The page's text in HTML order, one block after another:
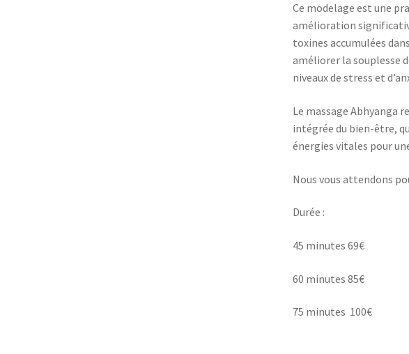
Ce modelage est une
amélioration
toxines accumulées
améliorer la souplesse
niveaux de stress et
Le massage Abhyanga
intégrée du bien-être,
énergies vitales pour
Nous vous attendons
Durée :
45 minutes 69€
60 minutes 85€
75 minutes 100€